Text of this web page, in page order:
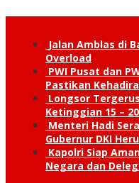
Jalan Amblas di
Overload
PWI Pusat dan
Pastikan
Longsor
Ketinggian 15 –
Menteri Hadi
Gubernur DKI
Kapolri Siap
Negara dan